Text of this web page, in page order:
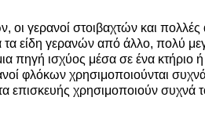
οι γερανοί στοιβαχτών και
είδη γερανών από άλλο, πολύ
ισχύος μέσα σε ένα κτήριο
φλόκων χρησιμοποιούνται
επισκευής χρησιμοποιούν